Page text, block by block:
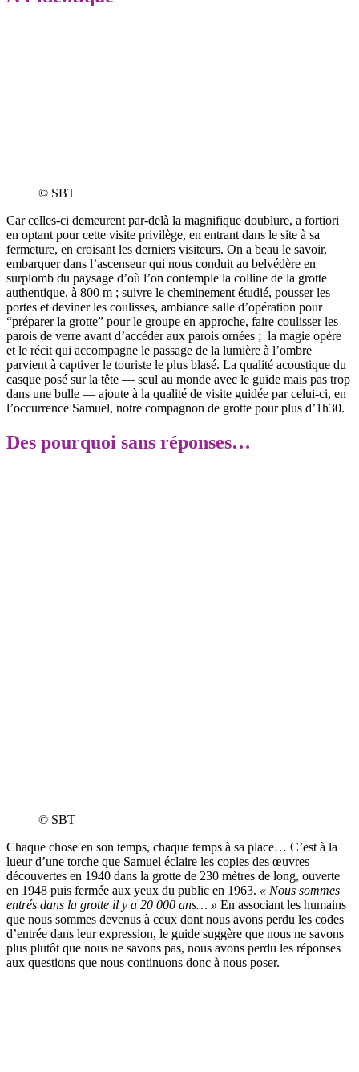
© SBT
Car celles-ci demeurent par-delà la magnifique doublure, a fortiori
en optant pour cette visite privilège, en entrant dans le site à sa
fermeture, en croisant les derniers visiteurs. On a beau le savoir,
embarquer dans l’ascenseur qui nous conduit au belvédère en
surplomb du paysage d’où l’on contemple la colline de la grotte
authentique, à 800 m ; suivre le cheminement étudié, pousser les
portes et deviner les coulisses, ambiance salle d’opération pour
“préparer la grotte” pour le groupe en approche, faire coulisser les
parois de verre avant d’accéder aux parois ornées ; la magie opère
et le récit qui accompagne le passage de la lumière à l’ombre
parvient à captiver le touriste le plus blasé. La qualité acoustique du
casque posé sur la tête — seul au monde avec le guide mais pas trop
dans une bulle — ajoute à la qualité de visite guidée par celui-ci, en
l’occurrence Samuel, notre compagnon de grotte pour plus d’1h30.
Des pourquoi sans réponses…
© SBT
Chaque chose en son temps, chaque temps à sa place… C’est à la
lueur d’une torche que Samuel éclaire les copies des œuvres
découvertes en 1940 dans la grotte de 230 mètres de long, ouverte
en 1948 puis fermée aux yeux du public en 1963. « Nous sommes
entrés dans la grotte il y a 20 000 ans… » En associant les humains
que nous sommes devenus à ceux dont nous avons perdu les codes
d’entrée dans leur expression, le guide suggère que nous ne savons
plus plutôt que nous ne savons pas, nous avons perdu les réponses
aux questions que nous continuons donc à nous poser.